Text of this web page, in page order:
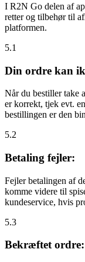
I R2N Go delen af
retter og tilbehør til
platformen.
5.1
Din ordre kan
Når du bestiller take
er korrekt, tjek evt.
bestillingen er den
5.2
Betaling fejler:
Fejler betalingen af
komme videre til
kundeservice, hvis
5.3
Bekræftet ordre: